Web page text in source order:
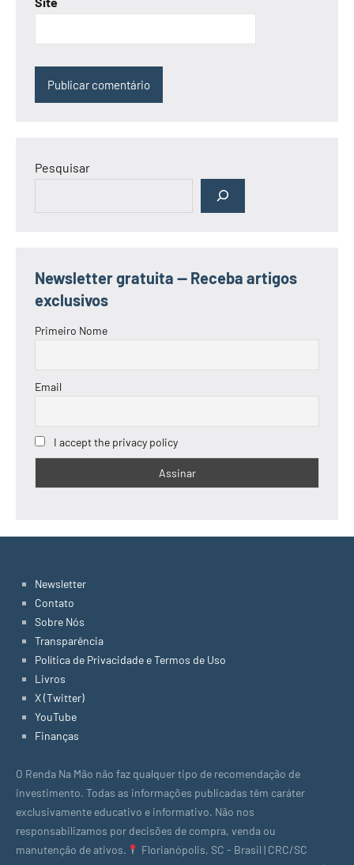
Pesquisar
Newsletter gratuita — Receba artigos
exclusivos
Primeiro Nome
Email
I accept the privacy policy
Newsletter
Contato
Sobre Nós
Transparência
Política de Privacidade e Termos de Uso
Livros
X (Twitter)
YouTube
Finanças
O Renda Na Mão não faz qualquer tipo de recomendação de
investimento. Todas as informações publicadas têm caráter
exclusivamente educativo e informativo. Não nos
responsabilizamos por decisões de compra, venda ou
manutenção de ativos.
Florianópolis, SC - Brasil | CRC/SC